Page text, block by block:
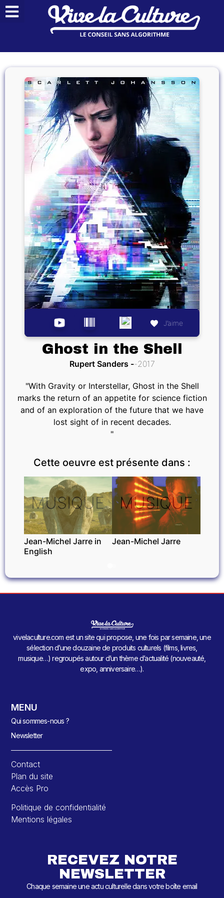
J’aime
Ghost in the Shell
Rupert Sanders 2017
"With Gravity or Interstellar, Ghost in the Shell
marks the return of an appetite for science fiction
and of an exploration of the future that we have
lost sight of in recent decades.
"
Cette oeuvre est présente dans :
MUSIQUE
Jean-Michel Jarre in
English
MUSIQUE
Jean-Michel Jarre
vivelaculture.com est un site qui propose, une fois par semaine, une
sélection d’une douzaine de produits culturels (films, livres,
musique…) regroupés autour d’un thème d’actualité (nouveauté,
expo, anniversaire…).
MENU
Qui sommes-nous ?
Newsletter
Contact
Plan du site
Accès Pro
Politique de confidentialité
Mentions légales
RECEVEZ NOTRE
NEWSLETTER
Chaque semaine une actu culturelle dans votre boîte email